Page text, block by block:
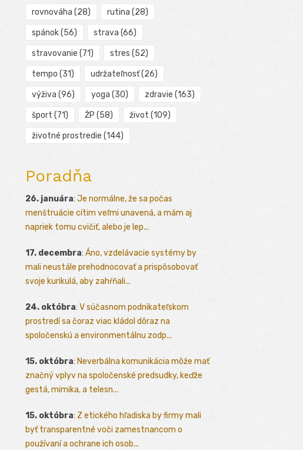
rovnováha (28) rutina (28)
spánok(56) strava (66)
stravovanie (71) stres (52)
tempo (31) udržateľnosť(26)
výživa (96) yoga (30) zdravie (163)
šport (71) ŽP (58) život (109)
životné prostredie (144)
Poradňa
26. januára: Je normálne, že sa počas
menštruácie cítim veľmi unavená, a mám aj
napriek tomu cvičiť, alebo je lep...
17. decembra: Áno, vzdelávacie systémy by
mali neustále prehodnocovať a prispôsobovať
svoje kurikulá, aby zahŕňali...
24. októbra: V súčasnom podnikateľskom
prostredí sa čoraz viac kládol dôraz na
spoločenskú a environmentálnu zodp...
15. októbra: Neverbálna komunikácia môže mať
značný vplyv na spoločenské predsudky, keďže
gestá, mimika, a telesn...
15. októbra: Z etického hľadiska by firmy mali
byť transparentné voči zamestnancom o
používaní a ochrane ich osob...